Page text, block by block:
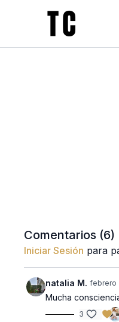
Comentarios (6)
Iniciar Sesión para
natalia M. febrero
Mucha
3